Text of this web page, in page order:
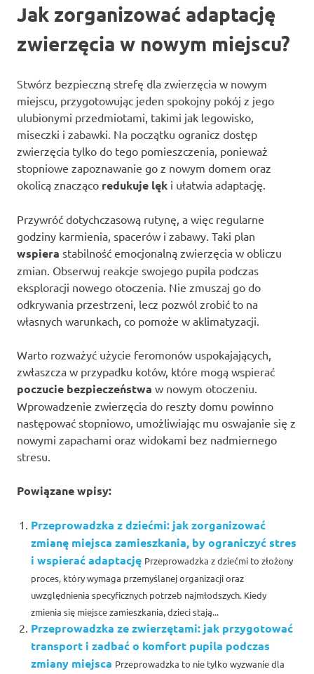
Jak zorganizować adaptację
zwierzęcia w nowym miejscu?
Stwórz bezpieczną strefę dla zwierzęcia w nowym
miejscu, przygotowując jeden spokojny pokój z jego
ulubionymi przedmiotami, takimi jak legowisko,
miseczki i zabawki. Na początku ogranicz dostęp
zwierzęcia tylko do tego pomieszczenia, ponieważ
stopniowe zapoznawanie go z nowym domem oraz
okolicą znacząco redukuje lęk i ułatwia adaptację.
Przywróć dotychczasową rutynę, a więc regularne
godziny karmienia, spacerów i zabawy. Taki plan
wspiera stabilność emocjonalną zwierzęcia w obliczu
zmian. Obserwuj reakcje swojego pupila podczas
eksploracji nowego otoczenia. Nie zmuszaj go do
odkrywania przestrzeni, lecz pozwól zrobić to na
własnych warunkach, co pomoże w aklimatyzacji.
Warto rozważyć użycie feromonów uspokajających,
zwłaszcza w przypadku kotów, które mogą wspierać
poczucie bezpieczeństwa w nowym otoczeniu.
Wprowadzenie zwierzęcia do reszty domu powinno
następować stopniowo, umożliwiając mu oswajanie się z
nowymi zapachami oraz widokami bez nadmiernego
stresu.
Powiązane wpisy:
Przeprowadzka z dziećmi: jak zorganizować
zmianę miejsca zamieszkania, by ograniczyć stres
i wspierać adaptację Przeprowadzka z dziećmi to złożony
proces, który wymaga przemyślanej organizacji oraz
uwzględnienia specyficznych potrzeb najmłodszych. Kiedy
zmienia się miejsce zamieszkania, dzieci stają...
Przeprowadzka ze zwierzętami: jak przygotować
transport i zadbać o komfort pupila podczas
zmiany miejsca Przeprowadzka to nie tylko wyzwanie dla